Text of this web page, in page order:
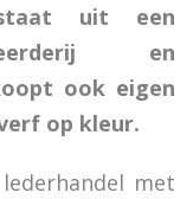
uit een
en
ook eigen
op kleur.
met